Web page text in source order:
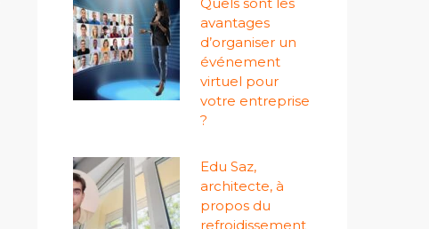
avantages
d’organiser un
événement
virtuel pour
votre entreprise
?
Edu Saz,
architecte, à
propos du
refroidissement